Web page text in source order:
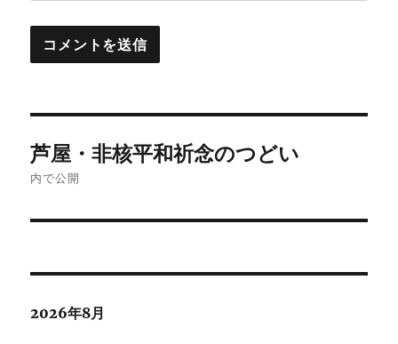
稿
ゲ
ー
芦屋・非核平和祈念のつどい
内で公開
2026年8月